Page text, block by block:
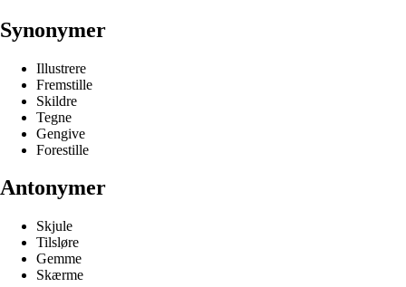
Synonymer
Illustrere
Fremstille
Skildre
Tegne
Gengive
Forestille
Antonymer
Skjule
Tilsløre
Gemme
Skærme